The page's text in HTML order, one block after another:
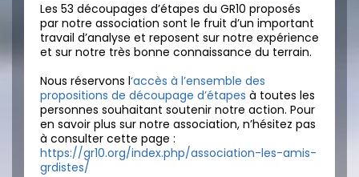
Les 53 découpages d’étapes du GR10 proposés
par notre association sont le fruit d’un important
travail d’analyse et reposent sur notre expérience
et sur notre très bonne connaissance du terrain.
Nous réservons l‘accès à l’ensemble des
propositions de découpage d’étapes à toutes les
personnes souhaitant soutenir notre action. Pour
en savoir plus sur notre association, n’hésitez pas
à consulter cette page :
https://gr10.org/index.php/association-les-amis-
grdistes/